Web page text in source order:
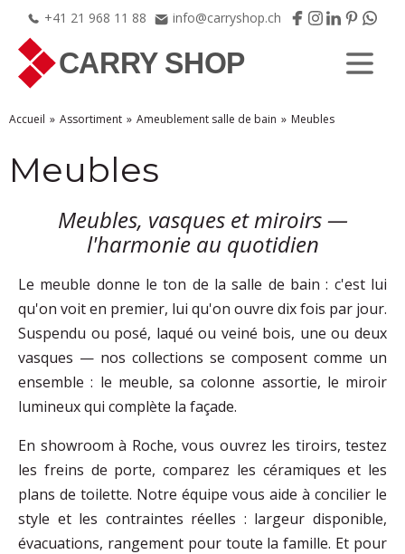
+41 21 968 11 88 info@carryshop.ch
Accueil Assortiment Ameublement salle de bain Meubles
Meubles
Meubles, vasques et miroirs —
l'harmonie au quotidien
Le meuble donne le ton de la salle de bain : c'est lui
qu'on voit en premier, lui qu'on ouvre dix fois par jour.
Suspendu ou posé, laqué ou veiné bois, une ou deux
vasques — nos collections se composent comme un
ensemble : le meuble, sa colonne assortie, le miroir
lumineux qui complète la façade.
En showroom à Roche, vous ouvrez les tiroirs, testez
les freins de porte, comparez les céramiques et les
plans de toilette. Notre équipe vous aide à concilier le
style et les contraintes réelles : largeur disponible,
évacuations, rangement pour toute la famille. Et pour